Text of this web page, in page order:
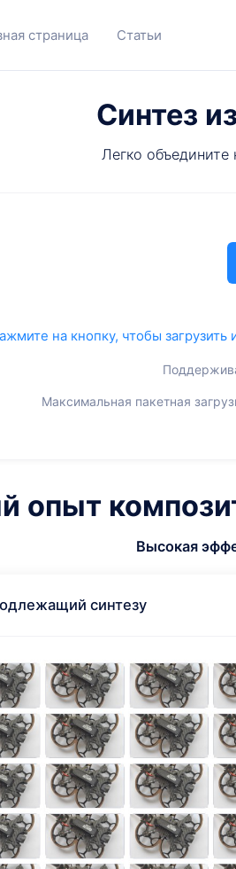
страница Статьи
Синтез
Легко
на кнопку, чтобы
Максимальная пакетная
опыт
Высокая
синтезу